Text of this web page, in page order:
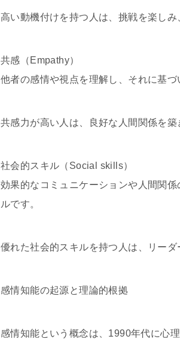
高い動機付けを持つ人は、挑戦を楽し
共感（Empathy）
他者の感情や視点を理解し、それに基づ
共感力が高い人は、良好な人間関係を
社会的スキル（Social skills）
効果的なコミュニケーションや人間関
ルです。
優れた社会的スキルを持つ人は、リー
感情知能の起源と理論的根拠
感情知能という概念は、1990年代に心